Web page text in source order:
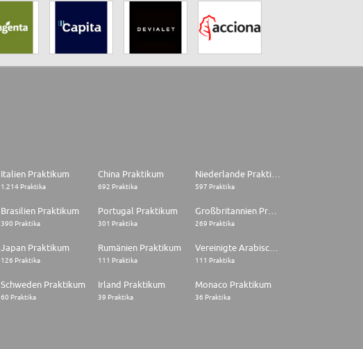
Italien Praktikum
1.214 Praktika
China Praktikum
692 Praktika 597 Praktika
Brasilien Praktikum
390 Praktika
Portugal Praktikum
301 Praktika 269 Praktika
Japan Praktikum
126 Praktika
Rumänien Praktikum
111 Praktika 111 Praktika
Schweden Praktikum
60 Praktika
Irland Praktikum
39 Praktika
Monaco Praktikum
36 Praktika